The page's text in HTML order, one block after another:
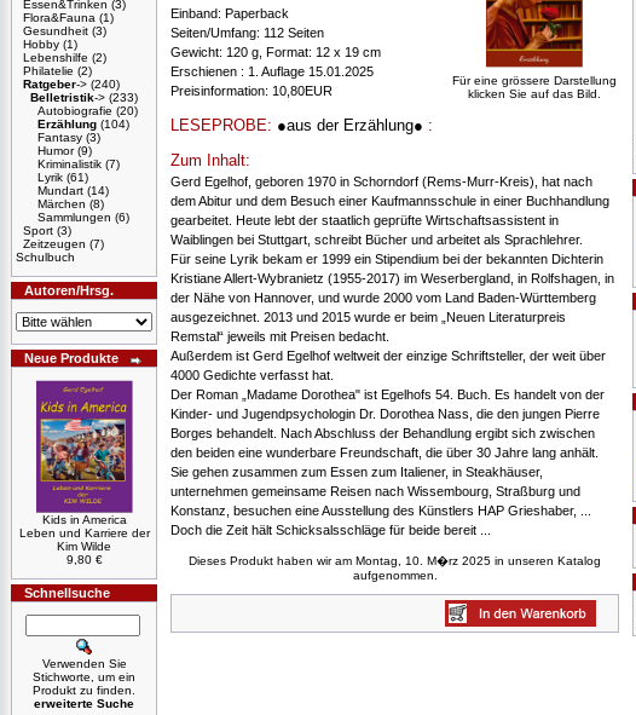
Essen&Trinken (3)
Flora&Fauna (1)
Gesundheit (3)
Hobby (1)
Lebenshilfe (2)
Philatelie (2)
Ratgeber-> (240)
Belletristik-> (233)
Autobiografie (20)
Erzählung (104)
Fantasy (3)
Humor(9)
Kriminalistik (7)
Lyrik (61)
Mundart (14)
Märchen (8)
Sammlungen (6)
Sport (3)
Zeitzeugen (7)
Schulbuch
Autoren/Hrsg.
Neue Produkte
Kids in America
Leben und Karriere der
Kim Wilde
9,80 €
Schnellsuche
Verwenden Sie
Stichworte, um ein
Produkt zu finden.
erweiterte Suche
Für eine grössere Darstellung
klicken Sie auf das Bild.
Einband: Paperback
Seiten/Umfang: 112 Seiten
Gewicht: 120 g, Format: 12 x 19 cm
Erschienen : 1. Auflage 15.01.2025
Preisinformation: 10,80EUR
LESEPROBE: ●aus der Erzählung● :
Zum Inhalt:
Gerd Egelhof, geboren 1970 in Schorndorf (Rems-Murr-Kreis), hat nach
dem Abitur und dem Besuch einer Kaufmannsschule in einer Buchhandlung
gearbeitet. Heute lebt der staatlich geprüfte Wirtschaftsassistent in
Waiblingen bei Stuttgart, schreibt Bücher und arbeitet als Sprachlehrer.
Für seine Lyrik bekam er 1999 ein Stipendium bei der bekannten Dichterin
Kristiane Allert-Wybranietz (1955-2017) im Weserbergland, in Rolfshagen, in
der Nähe von Hannover, und wurde 2000 vom Land Baden-Württemberg
ausgezeichnet. 2013 und 2015 wurde er beim „Neuen Literaturpreis
Remstal“ jeweils mit Preisen bedacht.
Außerdem ist Gerd Egelhof weltweit der einzige Schriftsteller, der weit über
4000 Gedichte verfasst hat.
Der Roman „Madame Dorothea" ist Egelhofs 54. Buch. Es handelt von der
Kinder- und Jugendpsychologin Dr. Dorothea Nass, die den jungen Pierre
Borges behandelt. Nach Abschluss der Behandlung ergibt sich zwischen
den beiden eine wunderbare Freundschaft, die über 30 Jahre lang anhält.
Sie gehen zusammen zum Essen zum Italiener, in Steakhäuser,
unternehmen gemeinsame Reisen nach Wissembourg, Straßburg und
Konstanz, besuchen eine Ausstellung des Künstlers HAP Grieshaber, ...
Doch die Zeit hält Schicksalsschläge für beide bereit ...
Dieses Produkt haben wir am Montag, 10. M�rz 2025 in unseren Katalog
aufgenommen.